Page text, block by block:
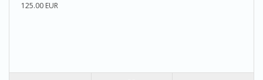
125.00 EUR